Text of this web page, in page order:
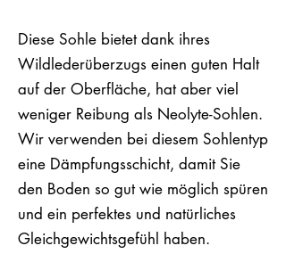
Diese Sohle bietet dank ihres
Wildlederüberzugs einen guten Halt
auf der Oberfläche, hat aber viel
weniger Reibung als Neolyte-Sohlen.
Wir verwenden bei diesem Sohlentyp
eine Dämpfungsschicht, damit Sie
den Boden so gut wie möglich spüren
und ein perfektes und natürliches
Gleichgewichtsgefühl haben.